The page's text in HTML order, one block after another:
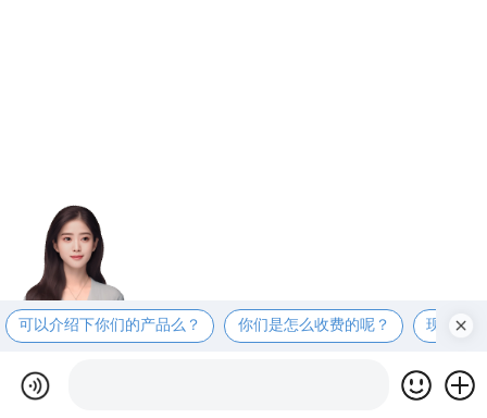
可以介绍下你们的产品么？ 你们是怎么收费的呢？ 现在有